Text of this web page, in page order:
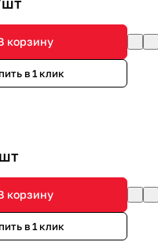
корзину
в 1 клик
шт
корзину
в 1 клик